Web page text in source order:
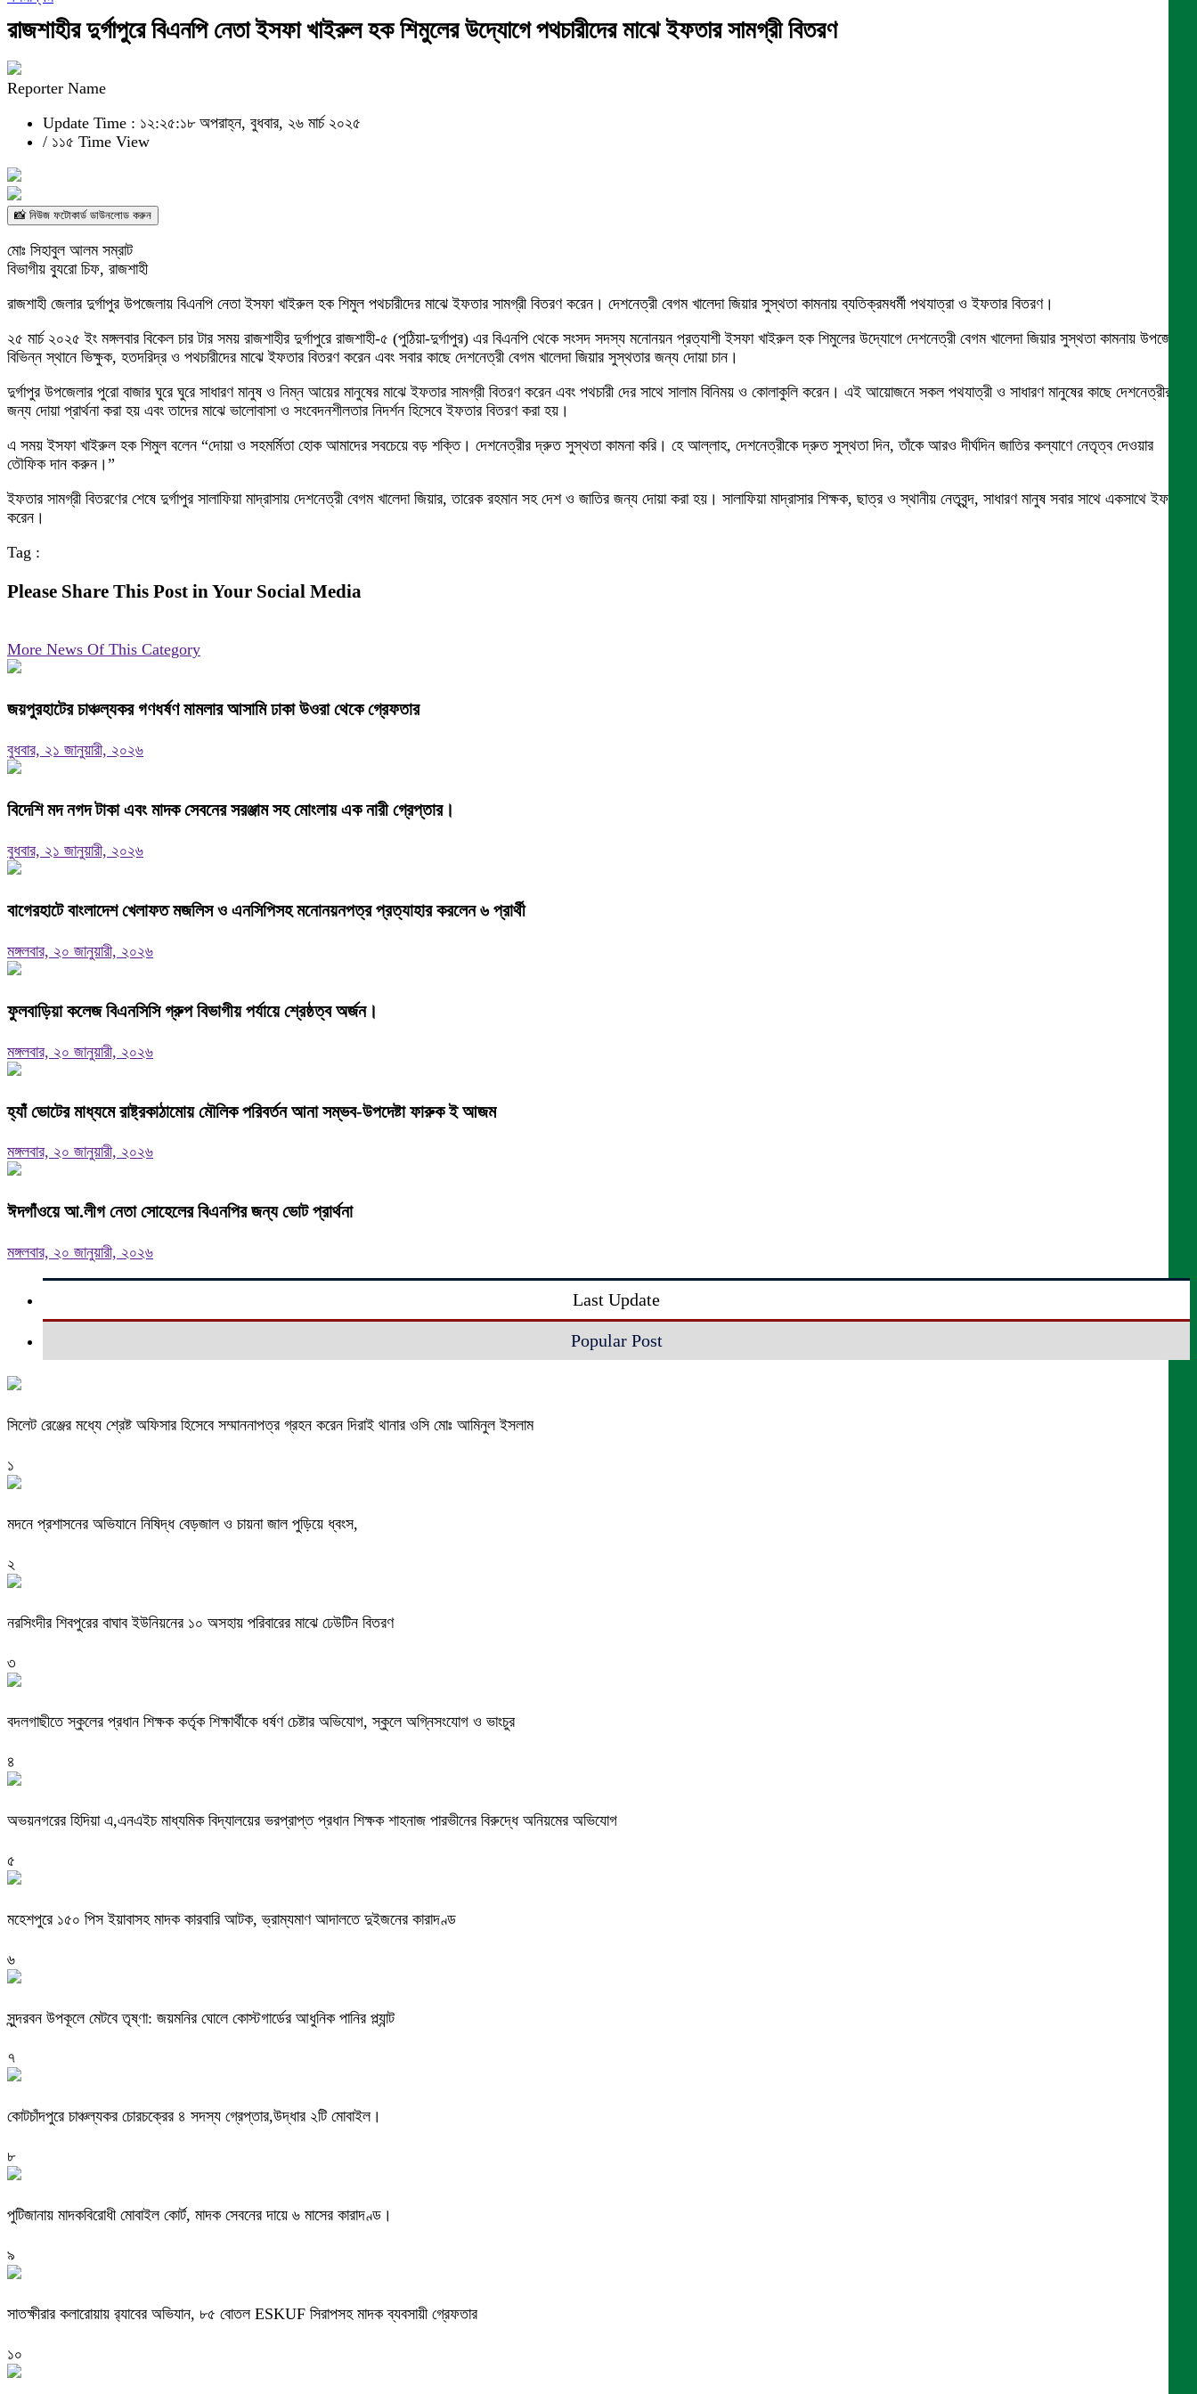
রাজশাহীর দুর্গাপুরে বিএনপি নেতা ইসফা খাইরুল হক শিমুলের উদ্যোগে পথচারীদের মাঝে ইফতার সামগ্রী বিতরণ
Reporter Name
Update Time : ১২:২৫:১৮ অপরাহ্ন, বুধবার, ২৬ মার্চ ২০২৫
/ ১১৫ Time View
📸 নিউজ ফটোকার্ড ডাউনলোড করুন
মোঃ সিহাবুল আলম সম্রাট
বিভাগীয় ব্যুরো চিফ, রাজশাহী
রাজশাহী জেলার দুর্গাপুর উপজেলায় বিএনপি নেতা ইসফা খাইরুল হক শিমুল পথচারীদের মাঝে ইফতার সামগ্রী বিতরণ করেন। দেশনেত্রী বেগম খালেদা জিয়ার সুস্থতা কামনায় ব্যতিক্রমধর্মী পথযাত্রা ও ইফতার বিতরণ।
২৫ মার্চ ২০২৫ ইং মঙ্গলবার বিকেল চার টার সময় রাজশাহীর দুর্গাপুরে রাজশাহী-৫ (পুঠিয়া-দুর্গাপুর) এর বিএনপি থেকে সংসদ সদস্য মনোনয়ন প্রত্যাশী ইসফা খাইরুল হক শিমুলের উদ্যোগে দেশনেত্রী বেগম খালেদা জিয়ার সুস্থতা কামনায় উপজেলার
বিভিন্ন স্থানে ভিক্ষুক, হতদরিদ্র ও পথচারীদের মাঝে ইফতার বিতরণ করেন এবং সবার কাছে দেশনেত্রী বেগম খালেদা জিয়ার সুস্থতার জন্য দোয়া চান।
দুর্গাপুর উপজেলার পুরো বাজার ঘুরে ঘুরে সাধারণ মানুষ ও নিম্ন আয়ের মানুষের মাঝে ইফতার সামগ্রী বিতরণ করেন এবং পথচারী দের সাথে সালাম বিনিময় ও কোলাকুলি করেন। এই আয়োজনে সকল পথযাত্রী ও সাধারণ মানুষের কাছে দেশনেত্রীর
জন্য দোয়া প্রার্থনা করা হয় এবং তাদের মাঝে ভালোবাসা ও সংবেদনশীলতার নিদর্শন হিসেবে ইফতার বিতরণ করা হয়।
এ সময় ইসফা খাইরুল হক শিমুল বলেন “দোয়া ও সহমর্মিতা হোক আমাদের সবচেয়ে বড় শক্তি। দেশনেত্রীর দ্রুত সুস্থতা কামনা করি। হে আল্লাহ, দেশনেত্রীকে দ্রুত সুস্থতা দিন, তাঁকে আরও দীর্ঘদিন জাতির কল্যাণে নেতৃত্ব দেওয়ার
তৌফিক দান করুন।”
ইফতার সামগ্রী বিতরণের শেষে দুর্গাপুর সালাফিয়া মাদ্রাসায় দেশনেত্রী বেগম খালেদা জিয়ার, তারেক রহমান সহ দেশ ও জাতির জন্য দোয়া করা হয়। সালাফিয়া মাদ্রাসার শিক্ষক, ছাত্র ও স্থানীয় নেতৃবৃন্দ, সাধারণ মানুষ সবার সাথে একসাথে ইফতার
করেন।
Tag :
Please Share This Post in Your Social Media
More News Of This Category
জয়পুরহাটের চাঞ্চল্যকর গণধর্ষণ মামলার আসামি ঢাকা উওরা থেকে গ্রেফতার
বুধবার, ২১ জানুয়ারী, ২০২৬
বিদেশি মদ নগদ টাকা এবং মাদক সেবনের সরঞ্জাম সহ মোংলায় এক নারী গ্রেপ্তার।
বুধবার, ২১ জানুয়ারী, ২০২৬
বাগেরহাটে বাংলাদেশ খেলাফত মজলিস ও এনসিপিসহ মনোনয়নপত্র প্রত্যাহার করলেন ৬ প্রার্থী
মঙ্গলবার, ২০ জানুয়ারী, ২০২৬
ফুলবাড়িয়া কলেজ বিএনসিসি গ্রুপ বিভাগীয় পর্যায়ে শ্রেষ্ঠত্ব অর্জন।
মঙ্গলবার, ২০ জানুয়ারী, ২০২৬
হ্যাঁ ভোটের মাধ্যমে রাষ্ট্রকাঠামোয় মৌলিক পরিবর্তন আনা সম্ভব-উপদেষ্টা ফারুক ই আজম
মঙ্গলবার, ২০ জানুয়ারী, ২০২৬
ঈদগাঁওয়ে আ.লীগ নেতা সোহেলের বিএনপির জন্য ভোট প্রার্থনা
মঙ্গলবার, ২০ জানুয়ারী, ২০২৬
Last Update
Popular Post
সিলেট রেঞ্জের মধ্যে শ্রেষ্ট অফিসার হিসেবে সম্মাননাপত্র গ্রহন করেন দিরাই থানার ওসি মোঃ আমিনুল ইসলাম
১
মদনে প্রশাসনের অভিযানে নিষিদ্ধ বেড়জাল ও চায়না জাল পুড়িয়ে ধ্বংস,
২
নরসিংদীর শিবপুরের বাঘাব ইউনিয়নের ১০ অসহায় পরিবারের মাঝে ঢেউটিন বিতরণ
৩
বদলগাছীতে স্কুলের প্রধান শিক্ষক কর্তৃক শিক্ষার্থীকে ধর্ষণ চেষ্টার অভিযোগ, স্কুলে অগ্নিসংযোগ ও ভাংচুর
৪
অভয়নগরের হিদিয়া এ,এনএইচ মাধ্যমিক বিদ্যালয়ের ভরপ্রাপ্ত প্রধান শিক্ষক শাহনাজ পারভীনের বিরুদ্ধে অনিয়মের অভিযোগ
৫
মহেশপুরে ১৫০ পিস ইয়াবাসহ মাদক কারবারি আটক, ভ্রাম্যমাণ আদালতে দুইজনের কারাদণ্ড
৬
সুন্দরবন উপকূলে মেটবে তৃষ্ণা: জয়মনির ঘোলে কোস্টগার্ডের আধুনিক পানির প্ল্যান্ট
৭
কোটচাঁদপুরে চাঞ্চল্যকর চোরচক্রের ৪ সদস্য গ্রেপ্তার,উদ্ধার ২টি মোবাইল।
৮
পুটিজানায় মাদকবিরোধী মোবাইল কোর্ট, মাদক সেবনের দায়ে ৬ মাসের কারাদণ্ড।
৯
সাতক্ষীরার কলারোয়ায় র‍্যাবের অভিযান, ৮৫ বোতল ESKUF সিরাপসহ মাদক ব্যবসায়ী গ্রেফতার
১০